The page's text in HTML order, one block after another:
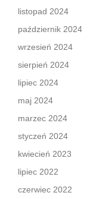
listopad 2024
październik 2024
wrzesień 2024
sierpień 2024
lipiec 2024
maj 2024
marzec 2024
styczeń 2024
kwiecień 2023
lipiec 2022
czerwiec 2022